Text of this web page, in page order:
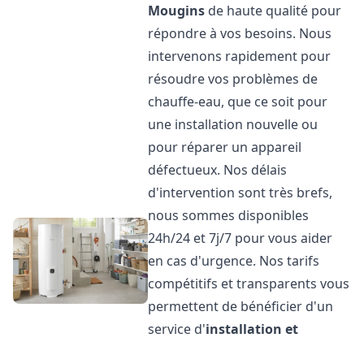
Mougins de haute qualité pour
répondre à vos besoins. Nous
intervenons rapidement pour
résoudre vos problèmes de
chauffe-eau, que ce soit pour
une installation nouvelle ou
pour réparer un appareil
défectueux. Nos délais
d'intervention sont très brefs,
nous sommes disponibles
24h/24 et 7j/7 pour vous aider
en cas d'urgence. Nos tarifs
compétitifs et transparents vous
permettent de bénéficier d'un
service d'installation et